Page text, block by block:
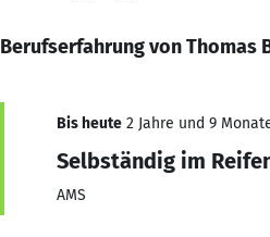
Berufserfahrung von Thomas
Bis heute 2 Jahre und 9
Selbständig im
AMS